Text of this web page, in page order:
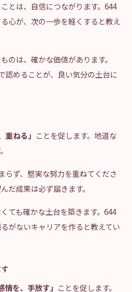
とは、自信につながります。644
心が、次の一歩を軽くすると教え
のは、確かな価値があります。
認めることが、良い気分の土台に
重ねる」 ことを促します。地道な
らず、堅実な努力を重ねてくださ
だ成果は必ず届きます。
ても確かな土台を築きます。644
がないキャリアを作ると教えてい
情を、手放す」 ことを促します。